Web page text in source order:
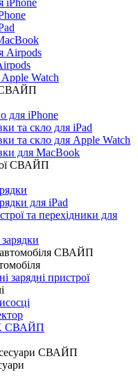
Apple Watch
для iPhone
та скло для iPad
та скло для Apple Watch
для MacBook
для iPad
та перехідники для
зарядні пристрої